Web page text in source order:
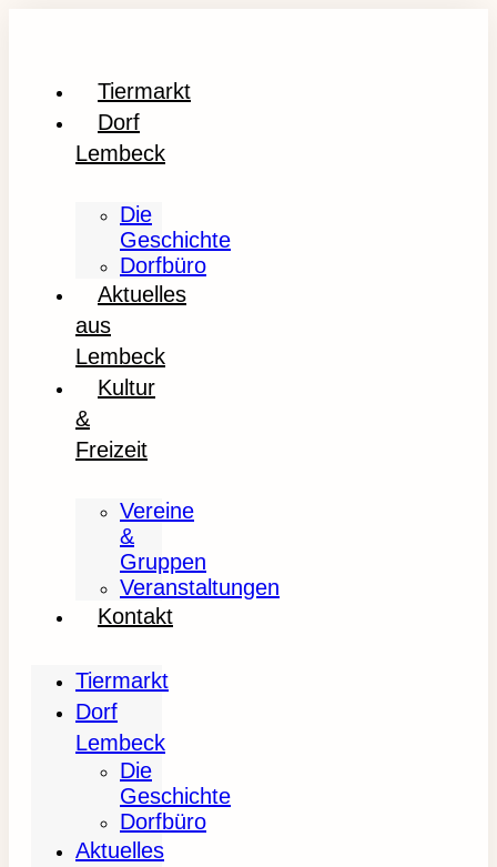
Tiermarkt
Dorf
Lembeck
Die
Geschichte
Dorfbüro
Aktuelles
aus
Lembeck
Kultur
&
Freizeit
Vereine
&
Gruppen
Veranstaltungen
Kontakt
Tiermarkt
Dorf
Lembeck
Die
Geschichte
Dorfbüro
Aktuelles